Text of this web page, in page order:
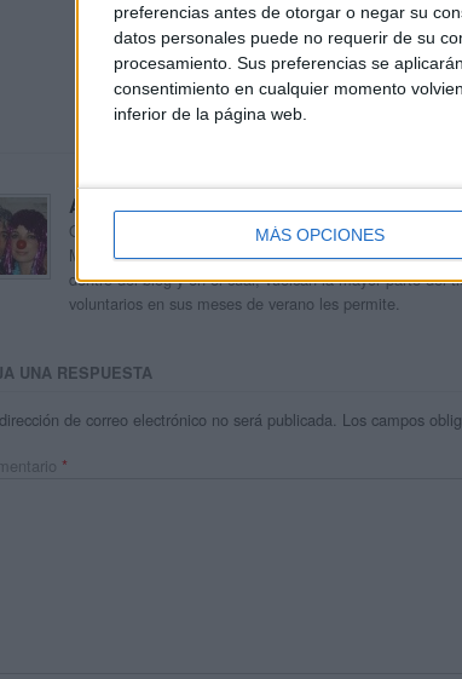
preferencias antes de otorgar o negar su
datos personales puede no requerir de su
procesamiento. Sus preferencias se
consentimiento en cualquier momento
inferior de la página web.
MÁS OPCIONES
Acerca de orientacionandujar
Orientación Andújar no es solo un blog, es la apuesta
Maribel, que además de ser pareja, son los encargados
dentro del blog y en el cual, vuelcan la mayor parte del
voluntarios en sus meses de verano les permite.
UNA RESPUESTA
de correo electrónico no será publicada. Los campos
*